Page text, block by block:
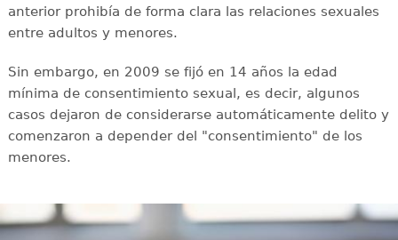
anterior prohibía de forma clara las relaciones sexuales
entre adultos y menores.
Sin embargo, en 2009 se fijó en 14 años la edad
mínima de consentimiento sexual, es decir, algunos
casos dejaron de considerarse automáticamente delito y
comenzaron a depender del "consentimiento" de los
menores.